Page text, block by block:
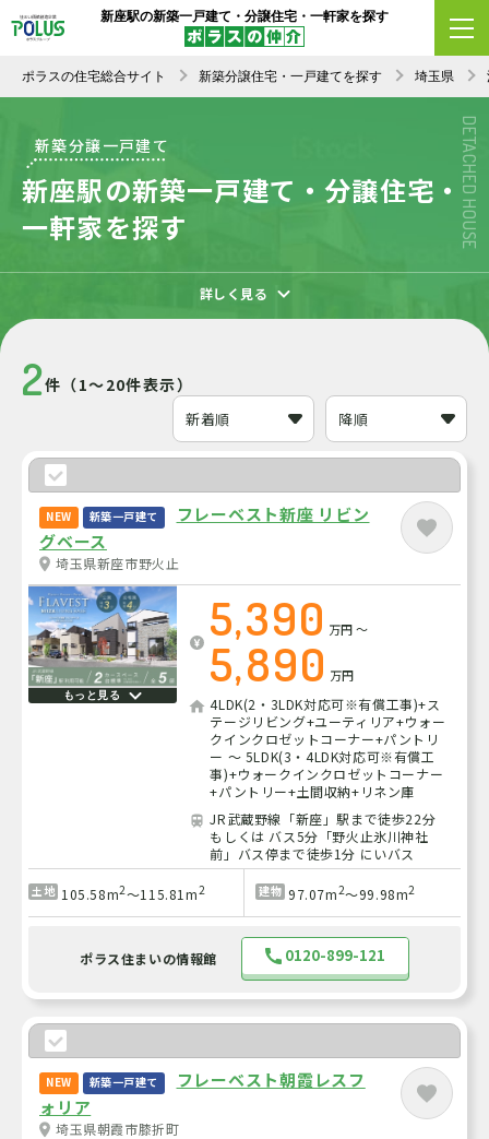
新座駅の新築一戸建て・分譲住宅・一軒家を探す
ポラスの住宅総合サイト 新築分譲住宅・一戸建てを探す 埼玉県
DETACHED HOUSE
新築分譲一戸建て
新座駅の新築一戸建て・分譲住宅・
一軒家を探す
詳しく見る
2件（1～20件表示）
NEW 新築一戸建て
フレーベスト新座 リビン
グベース
埼玉県新座市野火止
もっと見る
5,390 万円～
5,890 万円
4LDK(2・3LDK対応可※有償工事)+ス
テージリビング+ユーティリア+ウォー
クインクロゼットコーナー+パントリ
ー ～ 5LDK(3・4LDK対応可※有償工
事)+ウォークインクロゼットコーナー
+パントリー+土間収納+リネン庫
JR武蔵野線「新座」駅まで徒歩22分
もしくは バス5分「野火止氷川神社
前」バス停まで徒歩1分 にいバス
土地 105.58m2～115.81m2 建物 97.07m2～99.98m2
ポラス住まいの情報館 0120-899-121
NEW 新築一戸建て
フレーベスト朝霞レスフ
ォリア
埼玉県朝霞市膝折町
エリア変更 条件変更